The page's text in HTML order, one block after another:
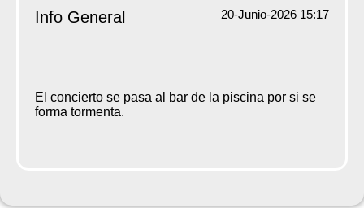
Info General 20-Junio-2026 15:17
El concierto se pasa al bar de la piscina por si se
forma tormenta.